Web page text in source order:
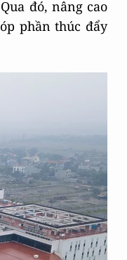
đó, nâng cao
phần thúc đẩy